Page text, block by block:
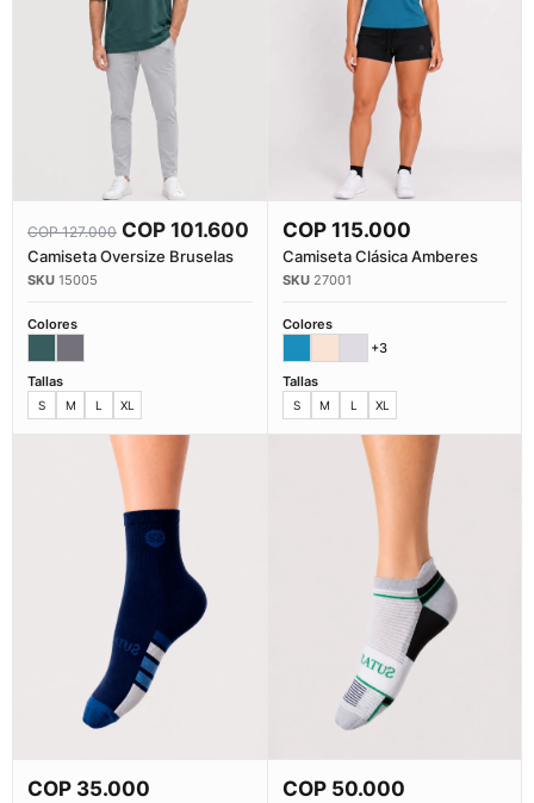
Comprar Ahora
COP127.000 COP 101.600
Camiseta Oversize Bruselas
15005
Colores
Tallas
S M L XL
Comprar Ahora
COP115.000
Camiseta Clásica Amberes
27001
Colores
+3
Tallas
S M L XL
Comprar Ahora
COP 35.000 Comprar Ahora
COP50.000